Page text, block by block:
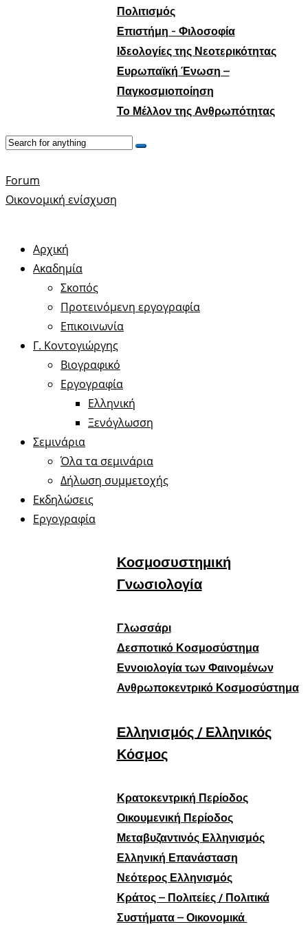
Πολιτισμός
Επιστήμη - Φιλοσοφία
Ιδεολογίες της Νεοτερικότητας
Ευρωπαϊκή Ένωση –
Παγκοσμιοποίηση
Το Μέλλον της Ανθρωπότητας
Forum
Οικονομική ενίσχυση
Αρχική
Ακαδημία
Σκοπός
Προτεινόμενη εργογραφία
Επικοινωνία
Γ. Κοντογιώργης
Βιογραφικό
Εργογραφία
Ελληνική
Ξενόγλωσση
Σεμινάρια
Όλα τα σεμινάρια
Δήλωση συμμετοχής
Εκδηλώσεις
Εργογραφία
Κοσμοσυστημική
Γνωσιολογία
Γλωσσάρι
Δεσποτικό Κοσμοσύστημα
Εννοιολογία των Φαινομένων
Ανθρωποκεντρικό Κοσμοσύστημα
Ελληνισμός / Ελληνικός
Κόσμος
Κρατοκεντρική Περίοδος
Οικουμενική Περίοδος
Μεταβυζαντινός Ελληνισμός
Ελληνική Επανάσταση
Νεότερος Ελληνισμός
Κράτος – Πολιτείες / Πολιτικά
Συστήματα – Οικονομικά